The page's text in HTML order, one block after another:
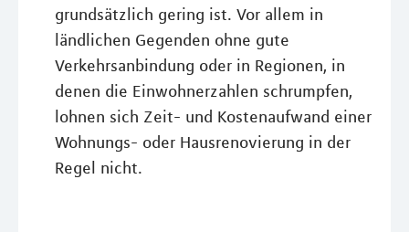
grundsätzlich gering ist. Vor allem in
ländlichen Gegenden ohne gute
Verkehrsanbindung oder in Regionen, in
denen die Einwohnerzahlen schrumpfen,
lohnen sich Zeit- und Kostenaufwand einer
Wohnungs- oder Hausrenovierung in der
Regel nicht.